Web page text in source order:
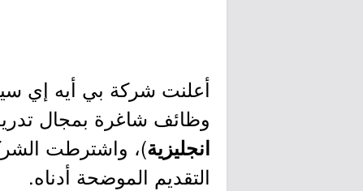
أعلنت شركة بي أيه إي
وظائف شاغرة بمجال
انجليزية)، واشترطت
التقديم الموضحة أدناه.